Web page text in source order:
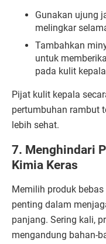
Gunakan ujung
melingkar
Tambahkan
untuk
pada kulit
Pijat kulit kepala
pertumbuhan rambut
lebih sehat.
7. Menghindari
Kimia Keras
Memilih produk
penting dalam
panjang. Sering kali,
mengandung bahan-